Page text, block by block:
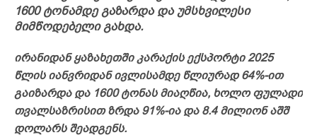
1600 ტონამდე გაზარდა და უმსხვილესი
მიმწოდებელი გახდა.
ირანიდან ყაზახეთში კარაქის ექსპორტი 2025
წლის იანვრიდან ივლისამდე წლიურად 64%-ით
გაიზარდა და 1600 ტონას მიაღწია, ხოლო ფულადი
თვალსაზრისით ზრდა 91%-ია და 8.4 მილიონ აშშ
დოლარს შეადგენს.